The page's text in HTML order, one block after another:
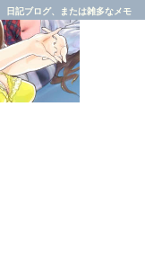
日記ブログ、または雑多なメモ